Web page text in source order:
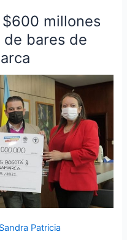
millones
bares de
Patricia